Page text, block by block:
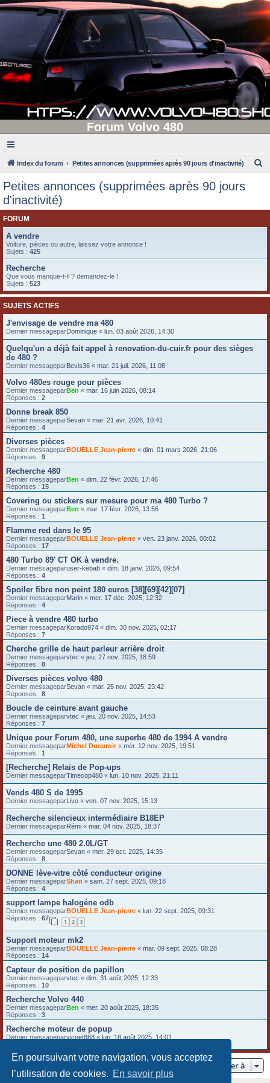
En poursuivant votre navigation, vous acceptez
l’utilisation de cookies. En savoir plus
Forum Volvo 480
Index du forum Petites annonces (supprimées après 90 jours d'inactivité)
r
Petites annonces (supprimées après 90 jours
d'inactivité)
FORUM
A vendre
Voiture, pièces ou autre, laissez votre annonce !
Sujets : 425
Recherche
Que vous manque-t-il ? demandez-le !
Sujets : 523
SUJETS ACTIFS
J'envisage de vendre ma 480
Dernier messageparDominique « lun. 03 août 2026, 14:30
Quelqu'un a déjà fait appel à renovation-du-cuir.fr pour des sièges
de 480 ?
Dernier messageparBevis36 « mar. 21 juil. 2026, 11:08
Volvo 480es rouge pour pièces
Dernier messageparBen « mar. 16 juin 2026, 08:14
Réponses : 2
Donne break 850
Dernier messageparSevan « mar. 21 avr. 2026, 10:41
Réponses : 4
Diverses pièces
Dernier messageparBOUELLE Jean-pierre « dim. 01 mars 2026, 21:06
Réponses : 9
Recherche 480
Dernier messageparBen « dim. 22 févr. 2026, 17:46
Réponses : 15
Covering ou stickers sur mesure pour ma 480 Turbo ?
Dernier messageparBen « mar. 17 févr. 2026, 13:56
Réponses : 1
Flamme red dans le 95
Dernier messageparBOUELLE Jean-pierre « ven. 23 janv. 2026, 00:02
Réponses : 17
480 Turbo 89' CT OK à vendre.
Dernier messageparuser-kebab « dim. 18 janv. 2026, 09:54
Réponses : 4
Spoiler fibre non peint 180 euros [38][69][42][07]
Dernier messageparMarin « mer. 17 déc. 2025, 12:32
Réponses : 4
Piece à vendre 480 turbo
Dernier messageparKorado974 « dim. 30 nov. 2025, 02:17
Réponses : 7
Cherche grille de haut parleur arrière droit
Dernier messageparvtec « jeu. 27 nov. 2025, 18:59
Réponses : 8
Diverses pièces volvo 480
Dernier messageparSevan « mar. 25 nov. 2025, 23:42
Réponses : 8
Boucle de ceinture avant gauche
Dernier messageparvtec « jeu. 20 nov. 2025, 14:53
Réponses : 7
Unique pour Forum 480, une superbe 480 de 1994 A vendre
Dernier messageparMichel Ducuroir« mer. 12 nov. 2025, 19:51
Réponses : 1
[Recherche] Relais de Pop-ups
Dernier messageparTimecop480 « lun. 10 nov. 2025, 21:11
Vends 480 S de 1995
Dernier messageparLivo « ven. 07 nov. 2025, 15:13
Recherche silencieux intermédiaire B18EP
Dernier messageparRémi « mar. 04 nov. 2025, 18:37
Recherche une 480 2.0L/GT
Dernier messageparSevan « mer. 29 oct. 2025, 14:35
Réponses : 8
DONNE lève-vitre côté conducteur origine
Dernier messageparShan « sam. 27 sept. 2025, 09:18
Réponses : 4
support lampe halogéne odb
Dernier messageparBOUELLE Jean-pierre « lun. 22 sept. 2025, 09:31
Réponses : 67
1 2 3
Support moteur mk2
Dernier messageparBOUELLE Jean-pierre « mar. 09 sept. 2025, 08:28
Réponses : 14
Capteur de position de papillon
Dernier messageparvtec « dim. 31 août 2025, 12:33
Réponses : 10
Recherche Volvo 440
Dernier messageparBen « mer. 20 août 2025, 18:35
Réponses : 3
Recherche moteur de popup
Dernier messageparvicnet888 « lun. 18 août 2025, 14:01
Aller à